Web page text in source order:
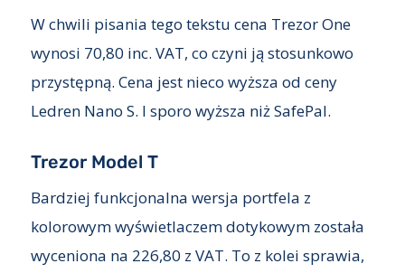
W chwili pisania tego tekstu cena Trezor One
wynosi 70,80 inc. VAT, co czyni ją stosunkowo
przystępną. Cena jest nieco wyższa od ceny
Ledren Nano S. I sporo wyższa niż SafePal.
Trezor Model T
Bardziej funkcjonalna wersja portfela z
kolorowym wyświetlaczem dotykowym została
wyceniona na 226,80 z VAT. To z kolei sprawia,